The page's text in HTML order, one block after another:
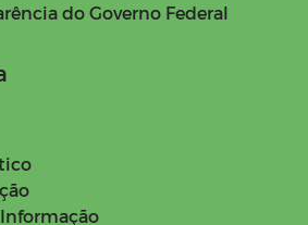
do Governo Federal